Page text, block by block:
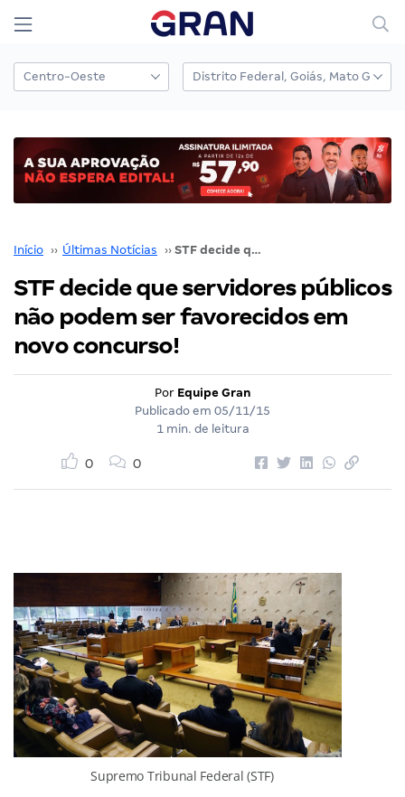
Início ›› Últimas Notícias ›› STF decide que servidores públicos não podem ser favorecidos em novo concurso!
STF decide que servidores públicos
não podem ser favorecidos em
novo concurso!
Por Equipe Gran
Publicado em 05/11/15
1 min. de leitura
0 0
Supremo Tribunal Federal (STF)